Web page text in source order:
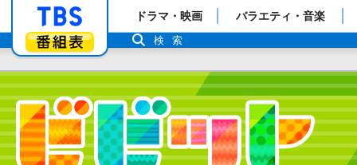
「TBSテレビ」トップページ
番組表
ドラマ・映画 バラエティ・音楽
検索